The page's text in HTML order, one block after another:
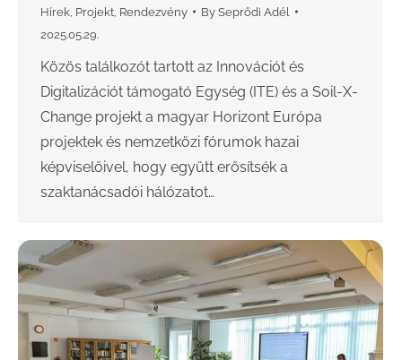
Hírek Projekt Rendezvény By Seprődi Adél
2025.05.29.
Közös találkozót tartott az Innovációt és
Digitalizációt támogató Egység (ITE) és a Soil-X-
Change projekt a magyar Horizont Európa
projektek és nemzetközi fórumok hazai
képviselőivel, hogy együtt erősítsék a
szaktanácsadói hálózatot…